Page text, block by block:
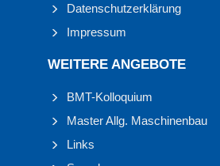
Datenschutzerklärung
Impressum
WEITERE ANGEBOTE
BMT-Kolloquium
Master Allg. Maschinenbau
Links